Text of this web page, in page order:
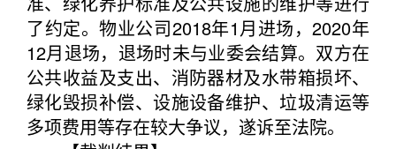
了约定。物业公司2018年1月进场，2020年
12月退场，退场时未与业委会结算。双方在
公共收益及支出、消防器材及水带箱损坏、
绿化毁损补偿、设施设备维护、垃圾清运等
多项费用等存在较大争议，遂诉至法院。